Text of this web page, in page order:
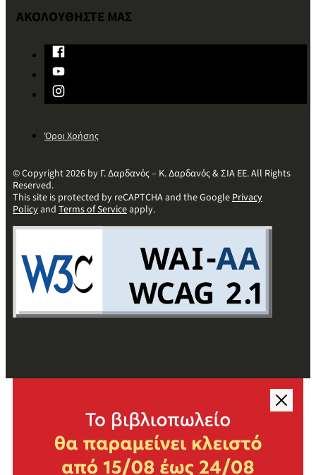
ΑΚΟΛΟΥΘΗΣΤΕ ΜΑΣ
Όροι Χρήσης
© Copyright 2026 by Γ. Δαρδανός – Κ. Δαρδανός & ΣΙΑ ΕΕ. All Rights
Reserved.
This site is protected by reCAPTCHA and the GooglePrivacy
Policyand Terms of Serviceapply.